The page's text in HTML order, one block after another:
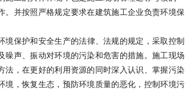
并按照严格规定要求在建筑施工企业负责环境保
境保护和安全生产的法律、法规的规定，采取控制
声、振动对环境的污染和危害的措施。施工现场
，在更好的利用资源的同时深入认识、掌握污染
，恢复生态，预防环境质量的恶化，控制环境污